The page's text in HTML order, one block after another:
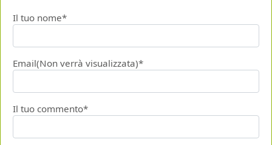
Il tuo nome*
Email(Non verrà visualizzata)*
Il tuo commento*